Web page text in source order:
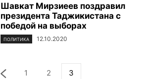
Шавкат Мирзиеев поздравил
президента Таджикистана с
победой на выборах
ПОЛИТИКА 12.10.2020
1 2 3